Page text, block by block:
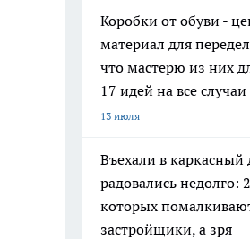
Коробки от обуви -
материал для
что мастерю из них
17 идей на все
13 июля
Въехали в каркасный
радовались недолго:
которых
застройщики, а зря